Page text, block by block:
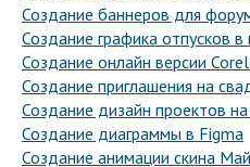
Создание баннеров для
Создание графика отпусков в
Создание онлайн версии
Создание приглашения на
Создание дизайн проектов на
Создание диаграммы в Figma
Создание анимации скина